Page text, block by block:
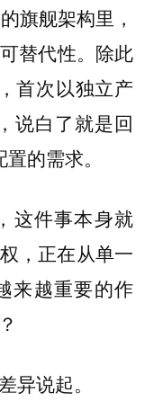
旗舰架构里，
替代性。除此
首次以独立产
说白了就是回
的需求。
这件事本身就
，正在从单一
来越重要的作
异说起。